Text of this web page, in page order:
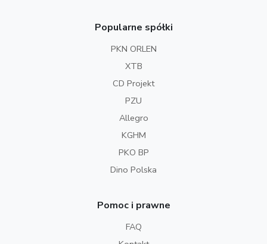
Popularne spółki
PKN ORLEN
XTB
CD Projekt
PZU
Allegro
KGHM
PKO BP
Dino Polska
Pomoc i prawne
FAQ